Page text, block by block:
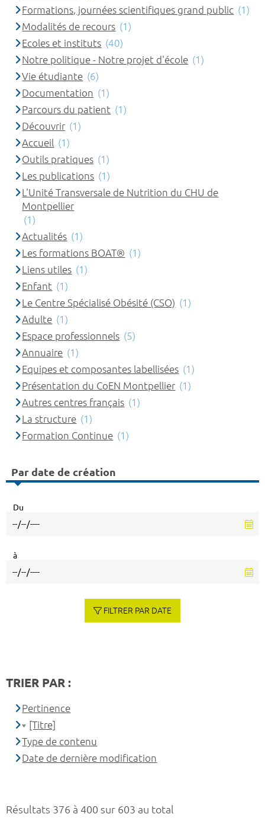
Résultats 376 à 400 sur 603 au total
Formations, journées scientifiques grand public (1)
Modalités de recours (1)
Ecoles et instituts (40)
Notre politique - Notre projet d'école (1)
Vie étudiante (6)
Documentation (1)
Parcours du patient (1)
Découvrir (1)
Accueil (1)
Outils pratiques (1)
Les publications (1)
L'Unité Transversale de Nutrition du CHU de
Montpellier
(1)
Actualités (1)
Les formations BOAT® (1)
Liens utiles (1)
Enfant (1)
Le Centre Spécialisé Obésité (CSO) (1)
Adulte (1)
Espace professionnels (5)
Annuaire (1)
Equipes et composantes labellisées (1)
Présentation du CoEN Montpellier (1)
Autres centres français (1)
La structure (1)
Formation Continue (1)
Par date de création
Du
à
FILTRER PAR DATE
TRIER PAR :
Pertinence
[Titre]
Type de contenu
Date de dernière modification